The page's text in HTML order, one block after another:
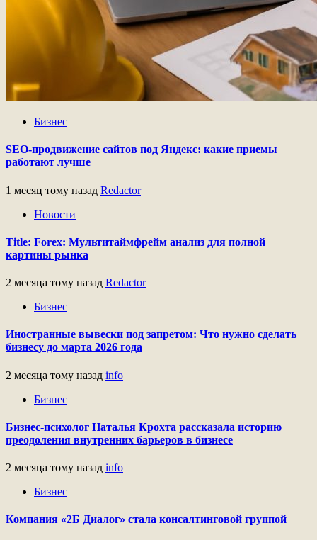
Бизнес
SEO-продвижение сайтов под Яндекс: какие приемы
работают лучше
1 месяц тому назад Redactor
Новости
Title: Forex: Мультитаймфрейм анализ для полной
картины рынка
2 месяца тому назад Redactor
Бизнес
Иностранные вывески под запретом: Что нужно сделать
бизнесу до марта 2026 года
2 месяца тому назад info
Бизнес
Бизнес-психолог Наталья Крохта рассказала историю
преодоления внутренних барьеров в бизнесе
2 месяца тому назад info
Бизнес
Компания «2Б Диалог» стала консалтинговой группой